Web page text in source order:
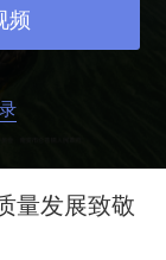
频
量发展致敬